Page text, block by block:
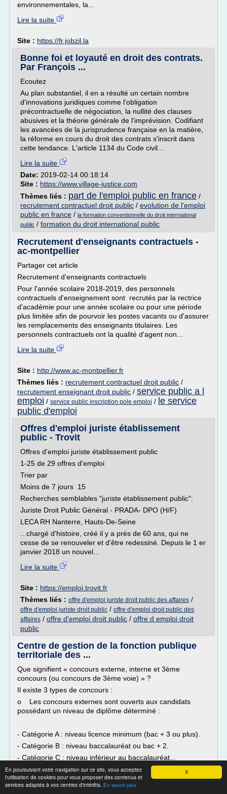
X
En poursuivant votre navigation sur ce site, vous acceptez
l'utilisation de cookies pour vous proposer des contenus et
services adaptés à vos centres d'intérêts. En savoir plus
environnementales, la...
Lire la suite
Site : https://fr.jobzil.la
Bonne foi et loyauté en droit des contrats.
Par François ...
Ecoutez
Au plan substantiel, il en a résulté un certain nombre
d'innovations juridiques comme l'obligation
précontractuelle de négociation, la nullité des clauses
abusives et la théorie générale de l'imprévision. Codifiant
les avancées de la jurisprudence française en la matière,
la réforme en cours du droit des contrats s'inscrit dans
cette tendance. L'article 1134 du Code civil...
Lire la suite
Date: 2019-02-14 00:18:14
Site : https://www.village-justice.com
Thèmes liés : part de l'emploi public en france /
recrutement contractuel droit public / evolution de l'emploi
public en france / la formation conventionnelle du droit international
public / formation du droit international public
Recrutement d'enseignants contractuels -
ac-montpellier
Partager cet article
Recrutement d'enseignants contractuels
Pour l'année scolaire 2018-2019, des personnels
contractuels d'enseignement sont recrutés par la rectrice
d'académie pour une année scolaire ou pour une période
plus limitée afin de pourvoir les postes vacants ou d'assurer
les remplacements des enseignants titulaires. Les
personnels contractuels ont la qualité d'agent non...
Lire la suite
Site : http://www.ac-montpellier.fr
Thèmes liés : recrutement contractuel droit public /
recrutement enseignant droit public / service public a l
emploi / service public inscription pole emploi / le service
public d'emploi
Offres d'emploi juriste établissement
public - Trovit
Offres d'emploi juriste établissement public
1-25 de 29 offres d'emploi
Trier par
Moins de 7 jours 15
Recherches semblables "juriste établissement public":
Juriste Droit Public Général - PRADA- DPO (H/F)
LECA RH Nanterre, Hauts-De-Seine
...chargé d'histoire, créé il y a près de 60 ans, qui ne
cesse de se renouveler et d'être redessiné. Depuis le 1 er
janvier 2018 un nouvel...
Lire la suite
Site : https://emploi.trovit.fr
Thèmes liés : offre d'emploi juriste droit public des affaires /
offre d'emploi juriste droit public / offre d'emploi droit public des
affaires / offre d'emploi droit public / offre d emploi droit
public
Centre de gestion de la fonction publique
territoriale des ...
Que signifient « concours externe, interne et 3ème
concours (ou concours de 3ème voie) » ?
Il existe 3 types de concours :
o Les concours externes sont ouverts aux candidats
possédant un niveau de diplôme déterminé :
- Catégorie A : niveau licence minimum (bac + 3 ou plus).
- Catégorie B : niveau baccalauréat ou bac + 2.
- Catégorie C : niveau inférieur au baccalauréat...
Lire la suite